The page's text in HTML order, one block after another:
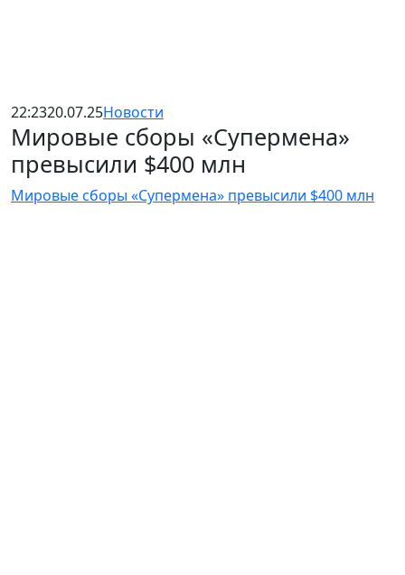
22:2320.07.25Новости
Мировые сборы «Супермена»
превысили $400 млн
Мировые сборы «Супермена» превысили $400 млн